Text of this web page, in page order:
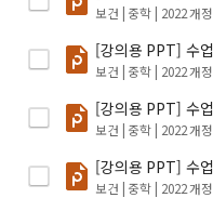
보건 | 중학 | 2022 개정
[강의용 PPT] 수
보건 | 중학 | 2022 개정
[강의용 PPT] 수
보건 | 중학 | 2022 개정
[강의용 PPT] 수
보건 | 중학 | 2022 개정